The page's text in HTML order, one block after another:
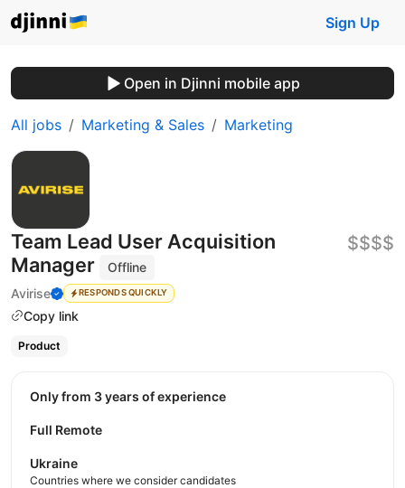
Sign Up
Open in Djinni mobile app
All jobs Marketing & Sales Marketing
Team Lead User Acquisition
Manager
Offline
Avirise
RESPONDS QUICKLY
Copy link
$$$$
Product
Only from 3 years of experience
Full Remote
Ukraine
Countries where we consider candidates